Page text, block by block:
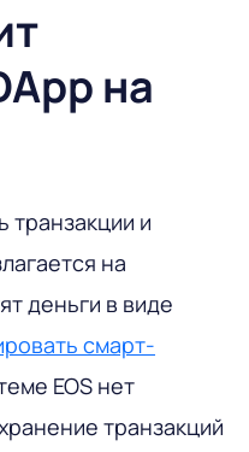
на
транзакции и
на
деньги в виде
смарт-
EOS нет
транзакций